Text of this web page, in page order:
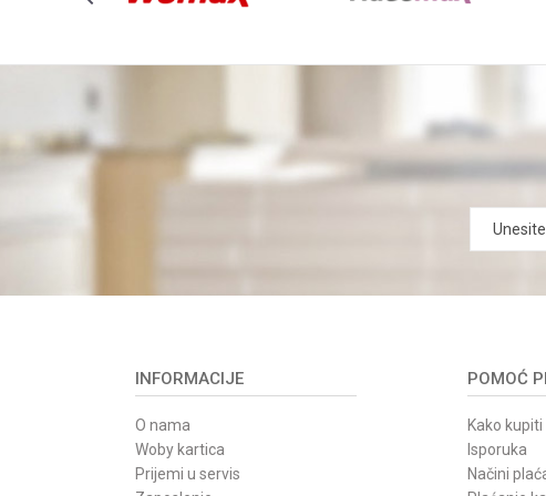
POŠALJI
INFORMACIJE
O nama
Woby kartica
Prijemi u servis
POMOĆ
Kako kupiti
Isporuka
Načini